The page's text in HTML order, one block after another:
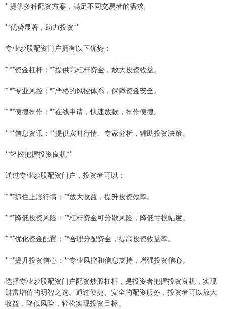
* 提供多种配资方案，满足不同交易者的需求
**优势显著，助力投资**
专业炒股配资门户拥有以下优势：
* **资金杠杆：**提供高杠杆资金，放大投资收益。
* **专业风控：**严格的风控体系，保障资金安全。
* **便捷操作：**在线申请，快速放款，操作便捷。
* **信息资讯：**提供实时行情、专家分析，辅助投资决策。
**轻松把握投资良机**
通过专业炒股配资门户，投资者可以：
* **抓住上涨行情：**放大收益，提升投资效率。
* **降低投资风险：**杠杆资金可分散风险，降低亏损幅度。
* **优化资金配置：**合理分配资金，提高投资收益率。
* **提升投资信心：**专业风控和信息支持，增强投资信心。
选择专业炒股配资门户配资炒股杠杆，是投资者把握投资良机，实现
财富增值的明智之选。通过便捷、安全的配资服务，投资者可以放大
收益，降低风险，轻松实现投资目标。